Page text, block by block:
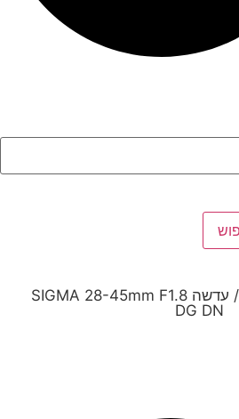
/ עדשה SIGMA 28-45mm F1.8
DG DN